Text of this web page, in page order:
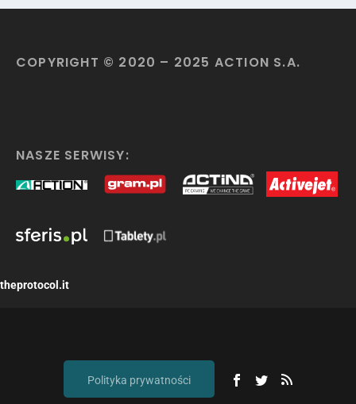
COPYRIGHT © 2020 – 2025 ACTION S.A.
NASZE SERWISY:
theprotocol.it
Polityka prywatności